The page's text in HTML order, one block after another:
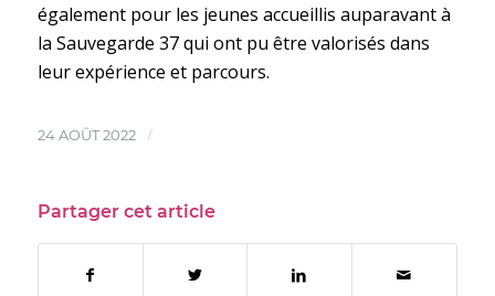
également pour les jeunes accueillis auparavant à
la Sauvegarde 37 qui ont pu être valorisés dans
leur expérience et parcours.
24 AOÛT 2022 /
Partager cet article